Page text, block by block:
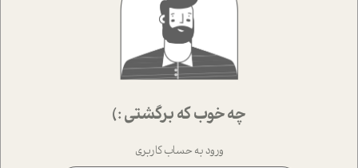
چه خوب که برگشتی :)
ورود به حساب کاربری